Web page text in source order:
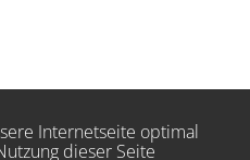
Internetseite optimal
dieser Seite